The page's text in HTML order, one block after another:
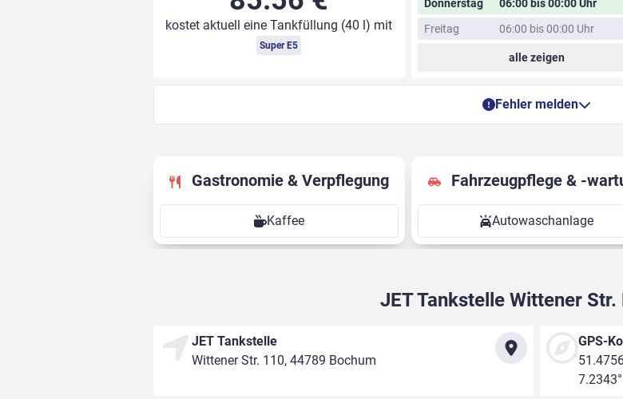
kostet aktuell eine Tankfüllung (40 l) mit
Super E5
Donnerstag
06:00 bis 00:00 Uhr
Freitag
06:00 bis 00:00 Uhr
alle zeigen
Fehler melden
Gastronomie & Verpflegung
Kaffee
Fahrzeugpflege & -
Autowaschanlage
JET Tankstelle Wittener Str.
JET Tankstelle
Wittener Str. 110, 44789 Bochum
GPS-
7.2343°